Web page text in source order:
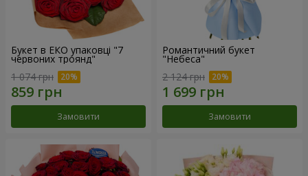
Букет в ЕКО упаковці "7
червоних троянд"
1 074 грн
Замовити
Романтичний букет
"Небеса"
2 124 грн
Замовити